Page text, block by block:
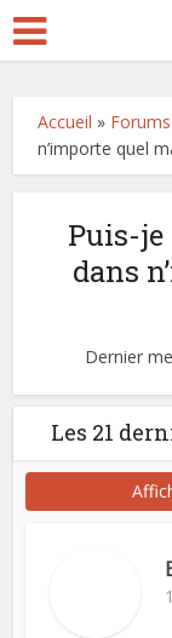
Accueil » Forums
n’importe quel
Puis-
dans
Dernier
Les 21